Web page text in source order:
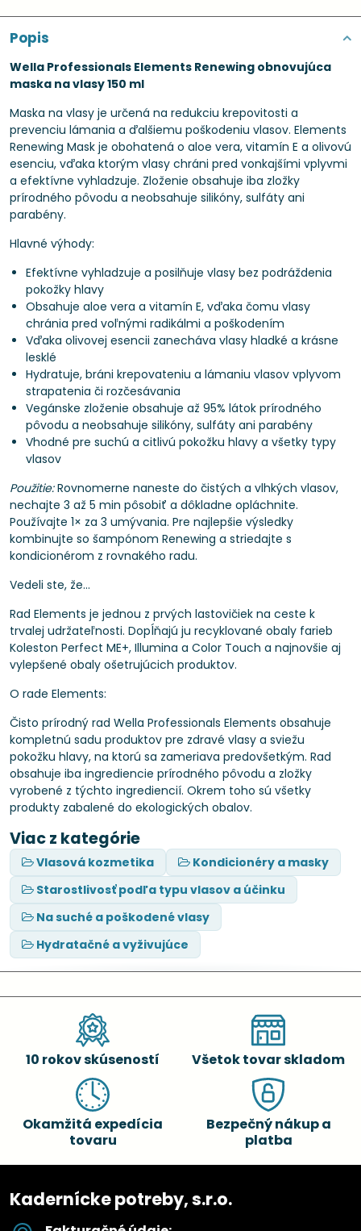
Popis
Wella Professionals Elements Renewing obnovujúca
maska na vlasy 150 ml
Maska na vlasy je určená na redukciu krepovitosti a
prevenciu lámania a ďalšiemu poškodeniu vlasov. Elements
Renewing Mask je obohatená o aloe vera, vitamín E a olivovú
esenciu, vďaka ktorým vlasy chráni pred vonkajšími vplyvmi
a efektívne vyhladzuje. Zloženie obsahuje iba zložky
prírodného pôvodu a neobsahuje silikóny, sulfáty ani
parabény.
Hlavné výhody:
Efektívne vyhladzuje a posilňuje vlasy bez podráždenia
pokožky hlavy
Obsahuje aloe vera a vitamín E, vďaka čomu vlasy
chránia pred voľnými radikálmi a poškodením
Vďaka olivovej esencii zanecháva vlasy hladké a krásne
lesklé
Hydratuje, bráni krepovateniu a lámaniu vlasov vplyvom
strapatenia či rozčesávania
Vegánske zloženie obsahuje až 95% látok prírodného
pôvodu a neobsahuje silikóny, sulfáty ani parabény
Vhodné pre suchú a citlivú pokožku hlavy a všetky typy
vlasov
Použitie:Rovnomerne naneste do čistých a vlhkých vlasov,
nechajte 3 až 5 min pôsobiť a dôkladne opláchnite.
Používajte 1× za 3 umývania. Pre najlepšie výsledky
kombinujte so šampónom Renewing a striedajte s
kondicionérom z rovnakého radu.
Vedeli ste, že...
Rad Elements je jednou z prvých lastovičiek na ceste k
trvalej udržateľnosti. Dopĺňajú ju recyklované obaly farieb
Koleston Perfect ME+, Illumina a Color Touch a najnovšie aj
vylepšené obaly ošetrujúcich produktov.
O rade Elements:
Čisto prírodný rad Wella Professionals Elements obsahuje
kompletnú sadu produktov pre zdravé vlasy a sviežu
pokožku hlavy, na ktorú sa zameriava predovšetkým. Rad
obsahuje iba ingrediencie prírodného pôvodu a zložky
vyrobené z týchto ingrediencií. Okrem toho sú všetky
produkty zabalené do ekologických obalov.
Viac z kategórie
Vlasová kozmetika
Kondicionéry a masky
Starostlivosť podľa typu vlasov a účinku
Na suché a poškodené vlasy
Hydratačné a vyživujúce
10 rokov skúseností Všetok tovar skladom
Okamžitá expedícia
tovaru
Bezpečný nákup a
platba
Kadernícke potreby, s.r.o.